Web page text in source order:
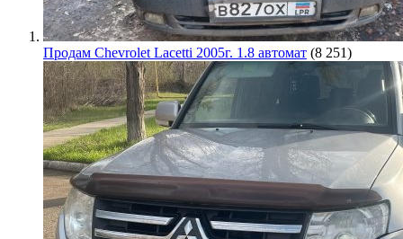
Продам Chevrolet Lacetti 2005г. 1.8 автомат (8 251)